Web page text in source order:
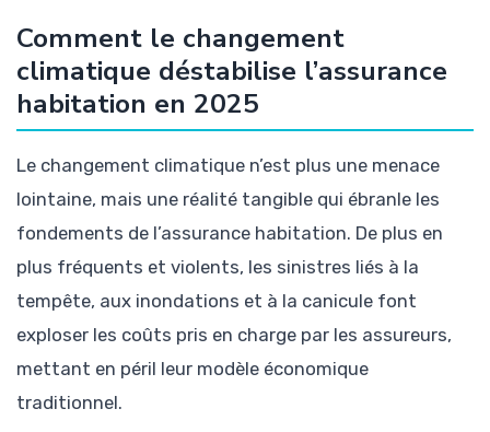
Comment le changement
climatique déstabilise l’assurance
habitation en 2025
Le changement climatique n’est plus une menace
lointaine, mais une réalité tangible qui ébranle les
fondements de l’assurance habitation. De plus en
plus fréquents et violents, les sinistres liés à la
tempête, aux inondations et à la canicule font
exploser les coûts pris en charge par les assureurs,
mettant en péril leur modèle économique
traditionnel.